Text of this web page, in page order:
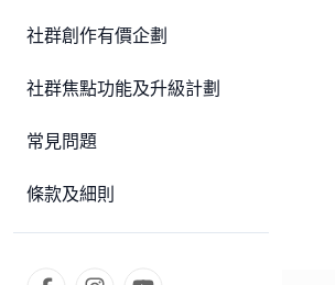
社群創作有價企劃
社群焦點功能及升級計劃
常見問題
條款及細則